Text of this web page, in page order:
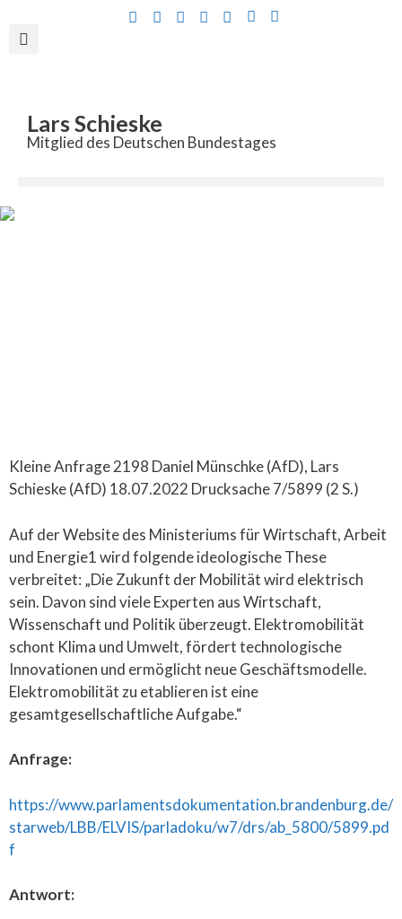
Lars Schieske
Mitglied des Deutschen Bundestages
Kleine Anfrage 2198 Daniel Münschke (AfD), Lars
Schieske (AfD) 18.07.2022 Drucksache 7/5899 (2 S.)
Auf der Website des Ministeriums für Wirtschaft, Arbeit
und Energie1 wird folgende ideologische These
verbreitet: „Die Zukunft der Mobilität wird elektrisch
sein. Davon sind viele Experten aus Wirtschaft,
Wissenschaft und Politik überzeugt. Elektromobilität
schont Klima und Umwelt, fördert technologische
Innovationen und ermöglicht neue Geschäftsmodelle.
Elektromobilität zu etablieren ist eine
gesamtgesellschaftliche Aufgabe.“
Anfrage:
https://www.parlamentsdokumentation.brandenburg.de/
starweb/LBB/ELVIS/parladoku/w7/drs/ab_5800/5899.pd
f
Antwort: